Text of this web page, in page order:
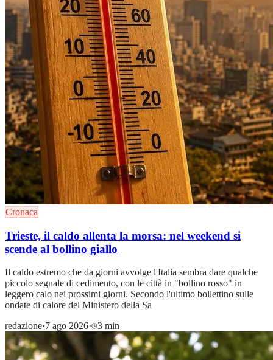
Cronaca
Trieste, il caldo allenta la morsa: nel weekend si
scende al bollino giallo
Il caldo estremo che da giorni avvolge l'Italia sembra dare qualche
piccolo segnale di cedimento, con le città in "bollino rosso" in
leggero calo nei prossimi giorni. Secondo l'ultimo bollettino sulle
ondate di calore del Ministero della Sa
redazione·7 ago 2026· 3 min